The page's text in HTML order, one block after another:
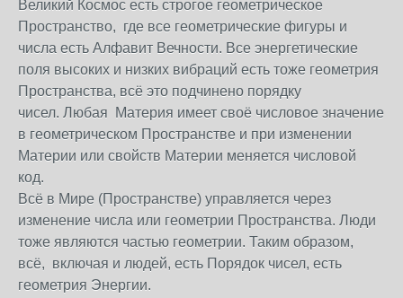
Великий Космос есть строгое геометрическое
Пространство, где все геометрические фигуры и
числа есть Алфавит Вечности. Все энергетические
поля высоких и низких вибраций есть тоже геометрия
Пространства, всё это подчинено порядку
чисел. Любая Материя имеет своё числовое значение
в геометрическом Пространстве и при изменении
Материи или свойств Материи меняется числовой
код.
Всё в Мире (Пространстве) управляется через
изменение числа или геометрии Пространства. Люди
тоже являются частью геометрии. Таким образом,
всё, включая и людей, есть Порядок чисел, есть
геометрия Энергии.